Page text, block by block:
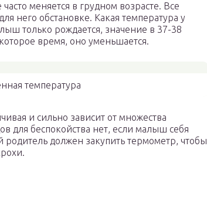
меняется в грудном возрасте. Все
него обстановке. Какая температура у
только рождается, значение в 37-38
время, оно уменьшается.
температура
и сильно зависит от множества
для беспокойства нет, если малыш себя
должен закупить термометр, чтобы